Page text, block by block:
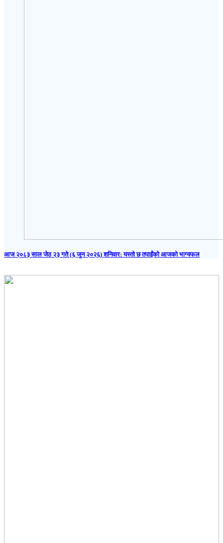
आज २०८३ साल जेठ २३ गते (६ जुन २०२६) शनिवार: यस्तो छ तपाईंको आजको भाग्यफल